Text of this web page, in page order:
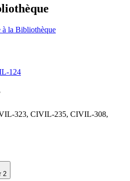
à la Bibliothèque
124
323, CIVIL-235, CIVIL-308,
2